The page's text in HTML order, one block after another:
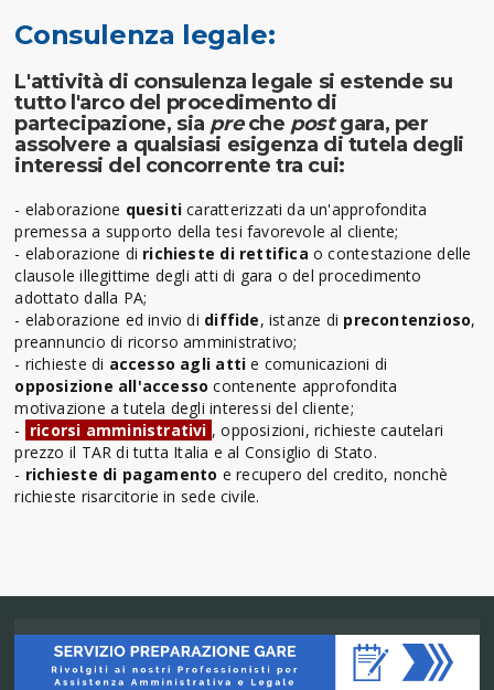
Consulenza legale:
L'attività di consulenza legale si estende su
tutto l'arco del procedimento di
partecipazione, sia preche postgara, per
assolvere a qualsiasi esigenza di tutela degli
interessi del concorrente tra cui:
- elaborazione quesiticaratterizzati da un'approfondita
premessa a supporto della tesi favorevole al cliente;
- elaborazione di richieste di rettifica o contestazione delle
clausole illegittime degli atti di gara o del procedimento
adottato dalla PA;
- elaborazione ed invio di diffide, istanze di precontenzioso,
preannuncio di ricorso amministrativo;
- richieste di accesso agli atti e comunicazioni di
opposizione all'accesso contenente approfondita
motivazione a tutela degli interessi del cliente;
- ricorsi amministrativi , opposizioni, richieste cautelari
prezzo il TAR di tutta Italia e al Consiglio di Stato.
- richieste di pagamento e recupero del credito, nonchè
richieste risarcitorie in sede civile.